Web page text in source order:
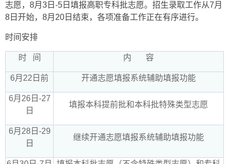
志愿，8月3日-5日填报高职专科批志愿。招生录取工作从7月
8日开始，8月20日结束，各项准备工作正在有序进行。
时间安排
时 间 内 容
6月22日前 开通志愿填报系统辅助填报功能
6月26日-27
日
填报本科提前批和本科批特殊类型志愿
6月28日-29
日
继续开通志愿填报系统辅助填报功能